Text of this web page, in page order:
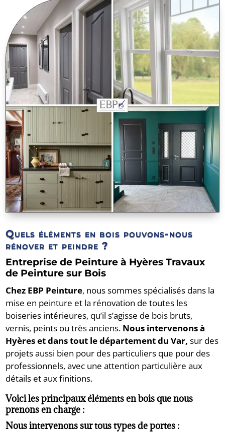
Quels éléments en bois pouvons-nous
rénover et peindre ?
Entreprise de Peinture à Hyères Travaux
de Peinture sur Bois
Chez EBP Peinture, nous sommes spécialisés dans la
mise en peinture et la rénovation de toutes les
boiseries intérieures, qu’il s’agisse de bois bruts,
vernis, peints ou très anciens. Nous intervenons à
Hyères et dans tout le département du Var, sur des
projets aussi bien pour des particuliers que pour des
professionnels, avec une attention particulière aux
détails et aux finitions.
Voici les principaux éléments en bois que nous
prenons en charge :
Nous intervenons sur tous types de portes :